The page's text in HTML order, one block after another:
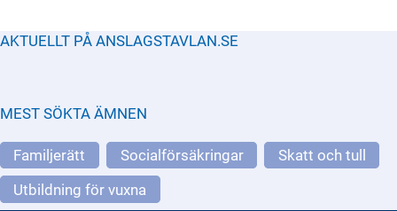
näringsve
AKTUELLT PÅ ANSLAGSTAVLAN.SE
MEST SÖKTA ÄMNEN
Familjerätt Socialförsäkringar
Skatt och tull
Utbildning för vuxna